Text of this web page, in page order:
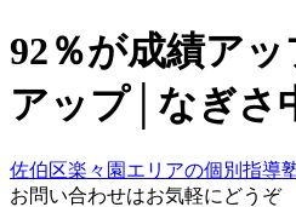
92％が成績ア
アップ│なぎさ
佐伯区楽々園エリアの個別指導
お問い合わせはお気軽にどうぞ